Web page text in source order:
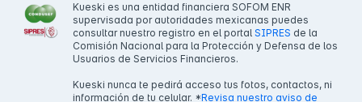
Kueski es una entidad financiera SOFOM ENR
supervisada por autoridades mexicanas puedes
consultar nuestro registro en el portal SIPRES de la
Comisión Nacional para la Protección y Defensa de los
Usuarios de Servicios Financieros.
Kueski nunca te pedirá acceso tus fotos, contactos, ni
información de tu celular. *Revisa nuestro aviso de